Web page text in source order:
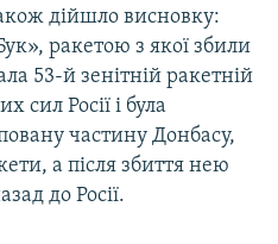
дійшло висновку:
ракетою з якої збили
53-й зенітній ракетній
сил Росії і була
частину Донбасу,
а після збиття нею
до Росії.